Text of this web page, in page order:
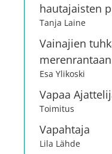
hautajaisten
Tanja Laine
Vainajien
Esa Ylikoski
Vapaa
Toimitus
Vapahtaja
Lila Lähde